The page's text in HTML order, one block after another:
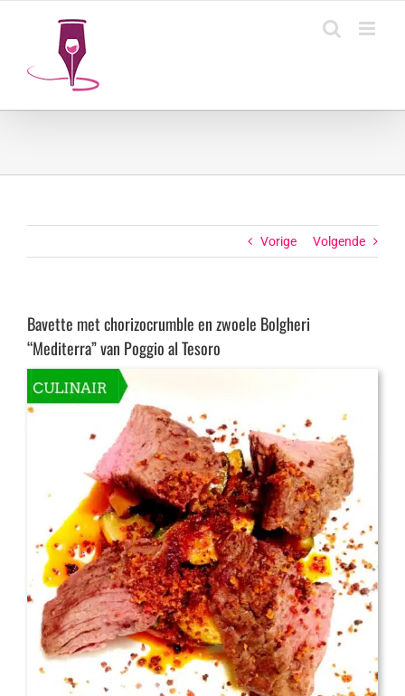
Vorige Volgende
Bavette met chorizocrumble en zwoele Bolgheri
“Mediterra” van Poggio al Tesoro